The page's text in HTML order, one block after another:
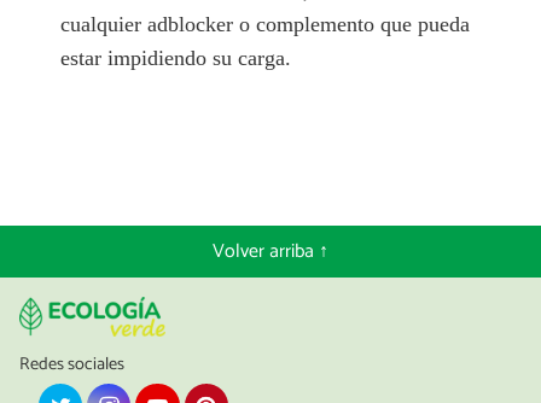
cualquier adblocker o complemento que pueda
estar impidiendo su carga.
Volver arriba ↑
Redes sociales